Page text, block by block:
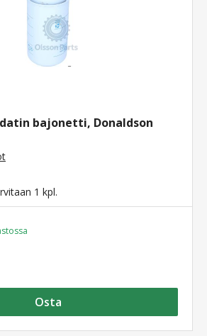
bajonetti, Donaldson
1 kpl.
Osta